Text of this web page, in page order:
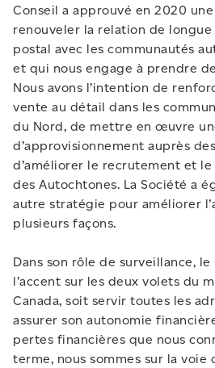
Conseil a approuvé en 2020
renouveler la relation de
postal avec les communautés
et qui nous engage à prendre
Nous avons l’intention de
vente au détail dans les
du Nord, de mettre en œuvre
d’approvisionnement auprès
d’améliorer le recrutement et
des Autochtones. La Société a
autre stratégie pour améliorer
plusieurs façons.
Dans son rôle de surveillance, le
l’accent sur les deux volets du
Canada, soit servir toutes les
assurer son autonomie
pertes financières que nous
terme, nous sommes sur la voie